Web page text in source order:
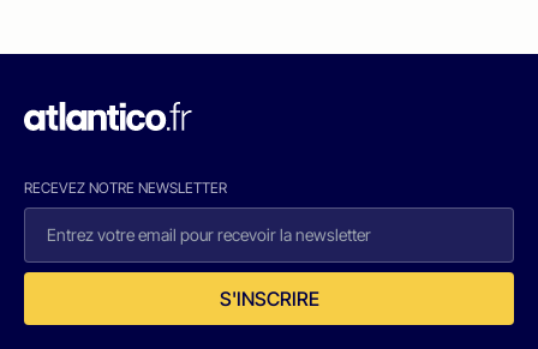
RECEVEZ NOTRE NEWSLETTER
S'INSCRIRE